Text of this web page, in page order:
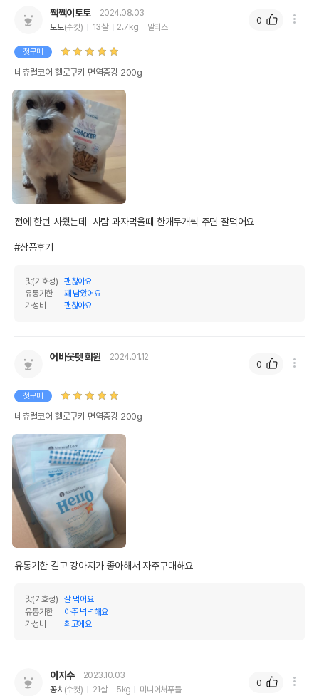
상품 필수 정보
품명 및 모델명
법에 의한 인증,허가 등을
받았음을 확인할수 있는
경우 그에 대한 사항
제조국 또는 원산지 대한민국
제조자,수입품의 경우
수입자를 함께 표기
AS책임자와 전화번호
또는 소비자상담 관련
전화번호
단, 상품명에 유통기한 명시된 경우, 해당
짹짹이토토
2024.08.03
토토(수컷) 13살 2.7kg 말티즈
첫구매
네츄럴코어 헬로쿠키 면역증강 200g
전에 한번 사줬는데  사람 과자먹을때 한개두개씩 주면 잘먹어요
#상품후기
맛(기호성)
괜찮아요
유통기한
꽤 남았어요
가성비
괜찮아요
0
어바웃펫 회원 2024.01.12
첫구매
네츄럴코어 헬로쿠키 면역증강 200g
유통기한 길고 강아지가 좋아해서 자주구매해요
맛(기호성)
잘 먹어요
유통기한
아주 넉넉해요
가성비
최고에요
0
이지수
2023.10.03
꽁치 (수컷) 21살 5kg 미니어처푸들
0